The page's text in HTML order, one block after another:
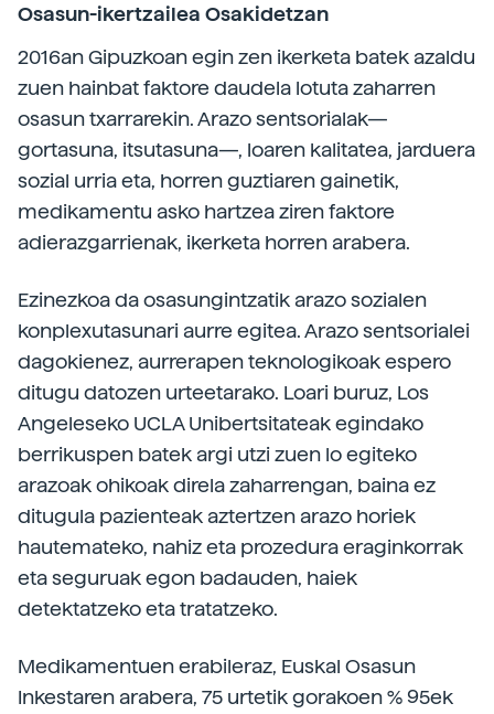
Osasun-ikertzailea Osakidetzan
2016an Gipuzkoan egin zen ikerketa batek azaldu
zuen hainbat faktore daudela lotuta zaharren
osasun txarrarekin. Arazo sentsorialak—
gortasuna, itsutasuna—, loaren kalitatea, jarduera
sozial urria eta, horren guztiaren gainetik,
medikamentu asko hartzea ziren faktore
adierazgarrienak, ikerketa horren arabera.
Ezinezkoa da osasungintzatik arazo sozialen
konplexutasunari aurre egitea. Arazo sentsorialei
dagokienez, aurrerapen teknologikoak espero
ditugu datozen urteetarako. Loari buruz, Los
Angeleseko UCLA Unibertsitateak egindako
berrikuspen batek argi utzi zuen lo egiteko
arazoak ohikoak direla zaharrengan, baina ez
ditugula pazienteak aztertzen arazo horiek
hautemateko, nahiz eta prozedura eraginkorrak
eta seguruak egon badauden, haiek
detektatzeko eta tratatzeko.
Medikamentuen erabileraz, Euskal Osasun
Inkestaren arabera, 75 urtetik gorakoen % 95ek